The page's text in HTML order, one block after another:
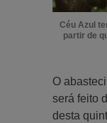
Céu Azul
partir de
O
será feito
desta